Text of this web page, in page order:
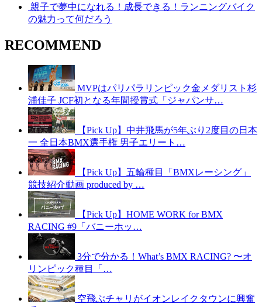
親子で夢中になれる！成長できる！ランニングバイク
の魅力って何だろう
RECOMMEND
MVPはパリパラリンピック金メダリスト杉
浦佳子 JCF初となる年間授賞式「ジャパンサ…
【Pick Up】中井飛馬が5年ぶり2度目の日本
一 全日本BMX選手権 男子エリート…
【Pick Up】五輪種目「BMXレーシング」
競技紹介動画 produced by …
【Pick Up】HOME WORK for BMX
RACING #9「バニーホッ…
3分で分かる！What’s BMX RACING? 〜オ
リンピック種目「…
空飛ぶチャリがイオンレイクタウンに興奮